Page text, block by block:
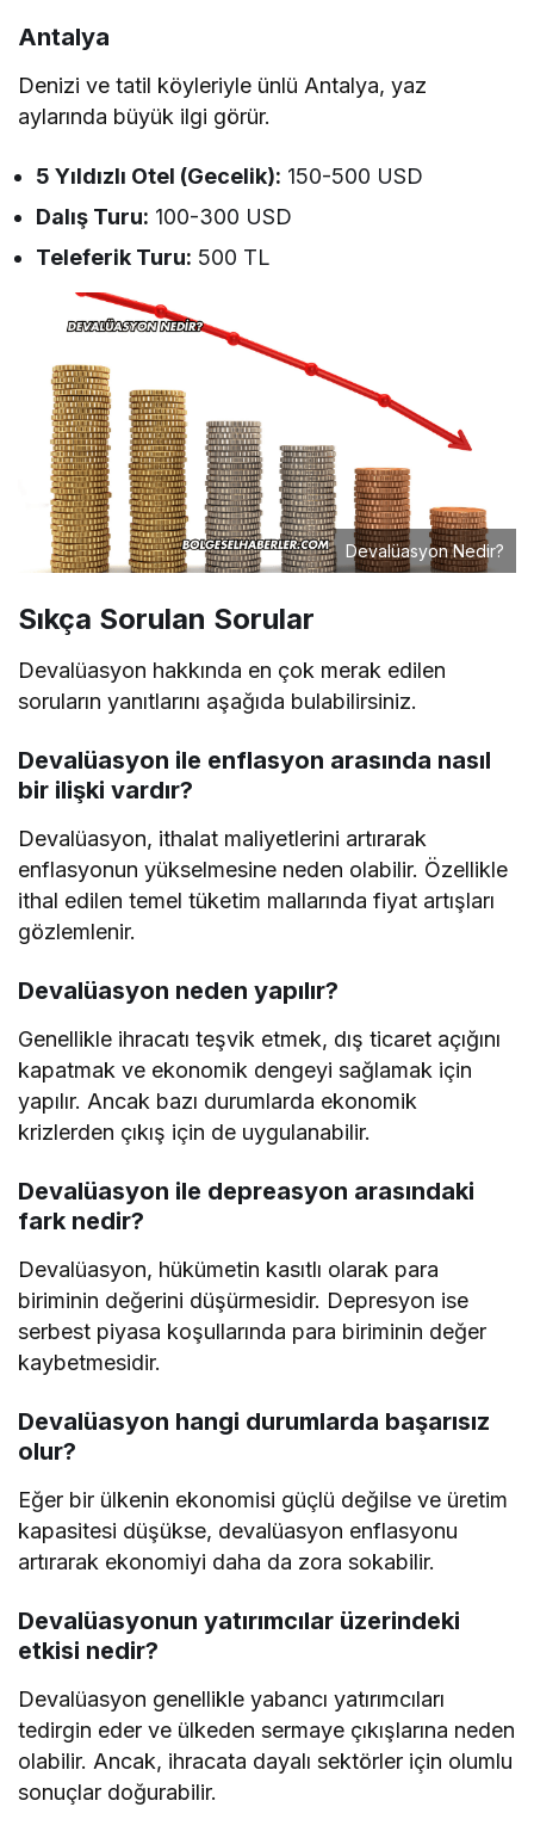
Antalya
Denizi ve tatil köyleriyle ünlü Antalya, yaz
aylarında büyük ilgi görür.
5 Yıldızlı Otel (Gecelik): 150-500 USD
Dalış Turu: 100-300 USD
Teleferik Turu: 500 TL
Devalüasyon Nedir?
Sıkça Sorulan Sorular
Devalüasyon hakkında en çok merak edilen
soruların yanıtlarını aşağıda bulabilirsiniz.
Devalüasyon ile enflasyon arasında nasıl
bir ilişki vardır?
Devalüasyon, ithalat maliyetlerini artırarak
enflasyonun yükselmesine neden olabilir. Özellikle
ithal edilen temel tüketim mallarında fiyat artışları
gözlemlenir.
Devalüasyon neden yapılır?
Genellikle ihracatı teşvik etmek, dış ticaret açığını
kapatmak ve ekonomik dengeyi sağlamak için
yapılır. Ancak bazı durumlarda ekonomik
krizlerden çıkış için de uygulanabilir.
Devalüasyon ile depreasyon arasındaki
fark nedir?
Devalüasyon, hükümetin kasıtlı olarak para
biriminin değerini düşürmesidir. Depresyon ise
serbest piyasa koşullarında para biriminin değer
kaybetmesidir.
Devalüasyon hangi durumlarda başarısız
olur?
Eğer bir ülkenin ekonomisi güçlü değilse ve üretim
kapasitesi düşükse, devalüasyon enflasyonu
artırarak ekonomiyi daha da zora sokabilir.
Devalüasyonun yatırımcılar üzerindeki
etkisi nedir?
Devalüasyon genellikle yabancı yatırımcıları
tedirgin eder ve ülkeden sermaye çıkışlarına neden
olabilir. Ancak, ihracata dayalı sektörler için olumlu
sonuçlar doğurabilir.